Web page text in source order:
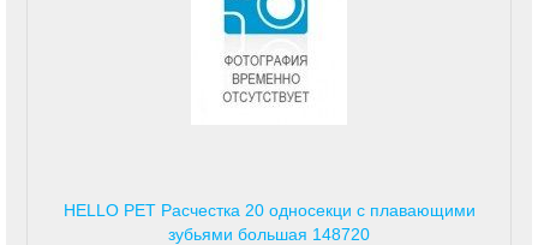
HELLO PET Расчестка 20 односекци с плавающими
зубьями большая 148720